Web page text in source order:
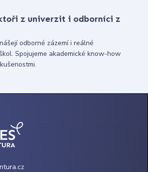
z univerzit i odborníci z
odborné zázemí i reálné
Spojujeme akademické know-how